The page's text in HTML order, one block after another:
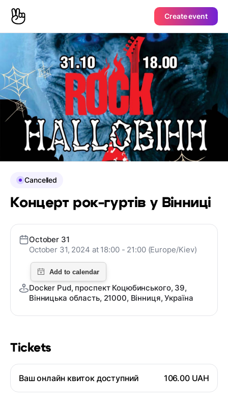
Create event
Tickets
Ваш онлайн квиток доступний 106.00 UAH
Cancelled
Концерт рок-гуртів у Вінниці
October 31
October 31, 2024 at 18:00 - 21:00 (Europe/Kiev)
Docker Pud, проспект Коцюбинського, 39,
Вінницька область, 21000, Вінниця, Україна